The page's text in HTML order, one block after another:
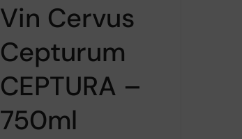
Vin Cervus
Cepturum
CEPTURA –
750ml